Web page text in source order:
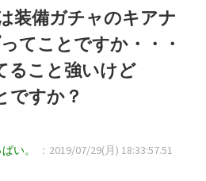
装備ガチャのキアナ
てことですか・・・
ること強いけど
ですか？
い。
：2019/07/29(月) 18:33:57.51